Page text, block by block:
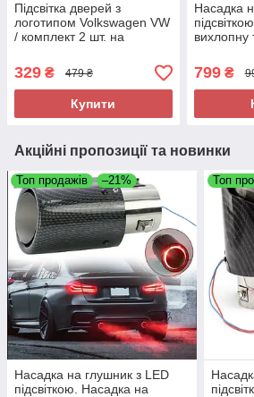
Підсвітка дверей з
логотипом Volkswagen VW
/ комплект 2 шт. на
329 ₴ 479 ₴
Купити
Насадка
вихлопну
Carbon
799₴
Акційні пропозиції та новинки
Топ продажів –21%
Насадка на глушник з LED
підсвіткою. Насадка на
Топ